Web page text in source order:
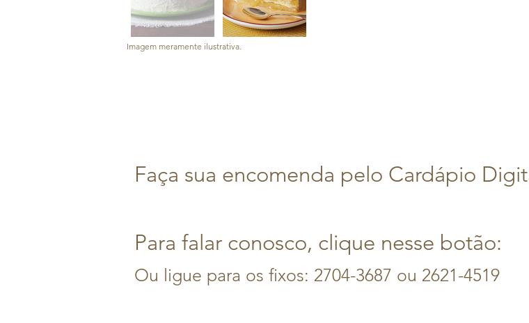
Imagem meramente ilustrativa.
Faça sua encomenda pelo Cardápio
Para falar conosco, clique nesse botão:
Ou ligue para os fixos: 2704-3687 ou 2621-4519